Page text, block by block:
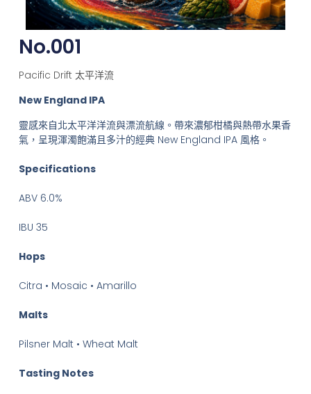
No.001
Pacific Drift 太平洋流
New England IPA
靈感來自北太平洋洋流與漂流航線。帶來濃郁柑橘與熱帶水果香
氣，呈現渾濁飽滿且多汁的經典 New England IPA 風格。
Specifications
ABV 6.0%
IBU 35
Hops
Citra • Mosaic • Amarillo
Malts
Pilsner Malt • Wheat Malt
Tasting Notes